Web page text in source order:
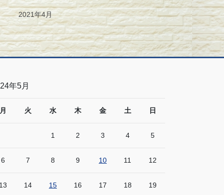
2021年4月
年5月
月 火 水 木 金 土 日
1 2 3 4 5
6 7 8 9 10 11 12
13 14 15 16 17 18 19